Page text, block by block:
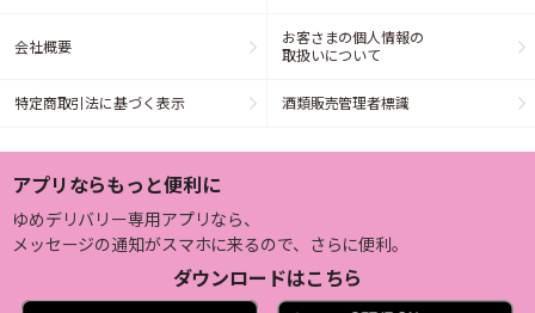
会社概要
お客さまの個人情報の
取扱いについて
特定商取引法に基づく表示 酒類販売管理者標識
アプリならもっと便利に
ゆめデリバリー専用アプリなら、
メッセージの通知がスマホに来るので、さらに便利。
ダウンロードはこちら